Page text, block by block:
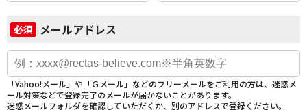
必須 メールアドレス
「Yahoo!メール」や「Ｇメール」などのフリーメールをご利用の方は、迷惑メ
ール対策などで登録完了のメールが届かないことがあります。
迷惑メールフォルダを確認していただくか、別のアドレスで登録ください。